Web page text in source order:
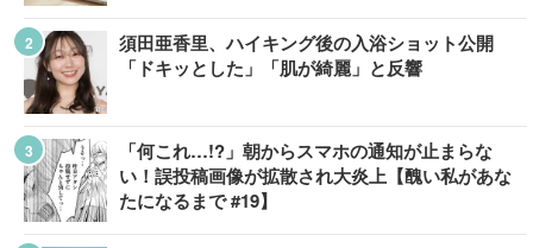
須田亜香里、ハイキング後の入浴ショット公開
「ドキッとした」「肌が綺麗」と反響
「何これ…!?」朝からスマホの通知が止まらな
い！誤投稿画像が拡散され大炎上【醜い私があな
たになるまで #19】